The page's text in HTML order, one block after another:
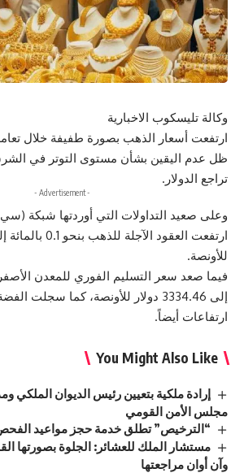
وكالة تليسكوب الاخبارية
ارتفعت أسعار الذهب بصورة طفيفة خلال
ظل عدم اليقين بشأن مستوى التوتر في
تراجع الدولار.
- Advertisement -
وعلى صعيد التداولات التي أوردتها شبكة
للأونصة.
إلى 3334.46 دولار للأونصة، كما سجلت
ارتفاعات أيضاً.
You Might Also Like
إرادة ملكية بتعيين رئيس الديوان الملكي
مجلس الأمن القومي
“الترخيص” تطلق خدمة حجز مواعيد الفحص
مستشار الملك للعشائر: الجلوة بصورتها
وآن أوان مراجعتها